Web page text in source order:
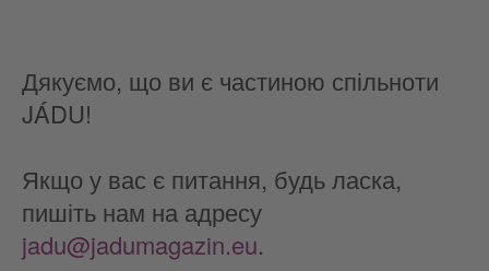
Дякуємо, що ви є частиною спільноти
JÁDU!
Якщо у вас є питання, будь ласка,
пишіть нам на адресу
jadu@jadumagazin.eu.